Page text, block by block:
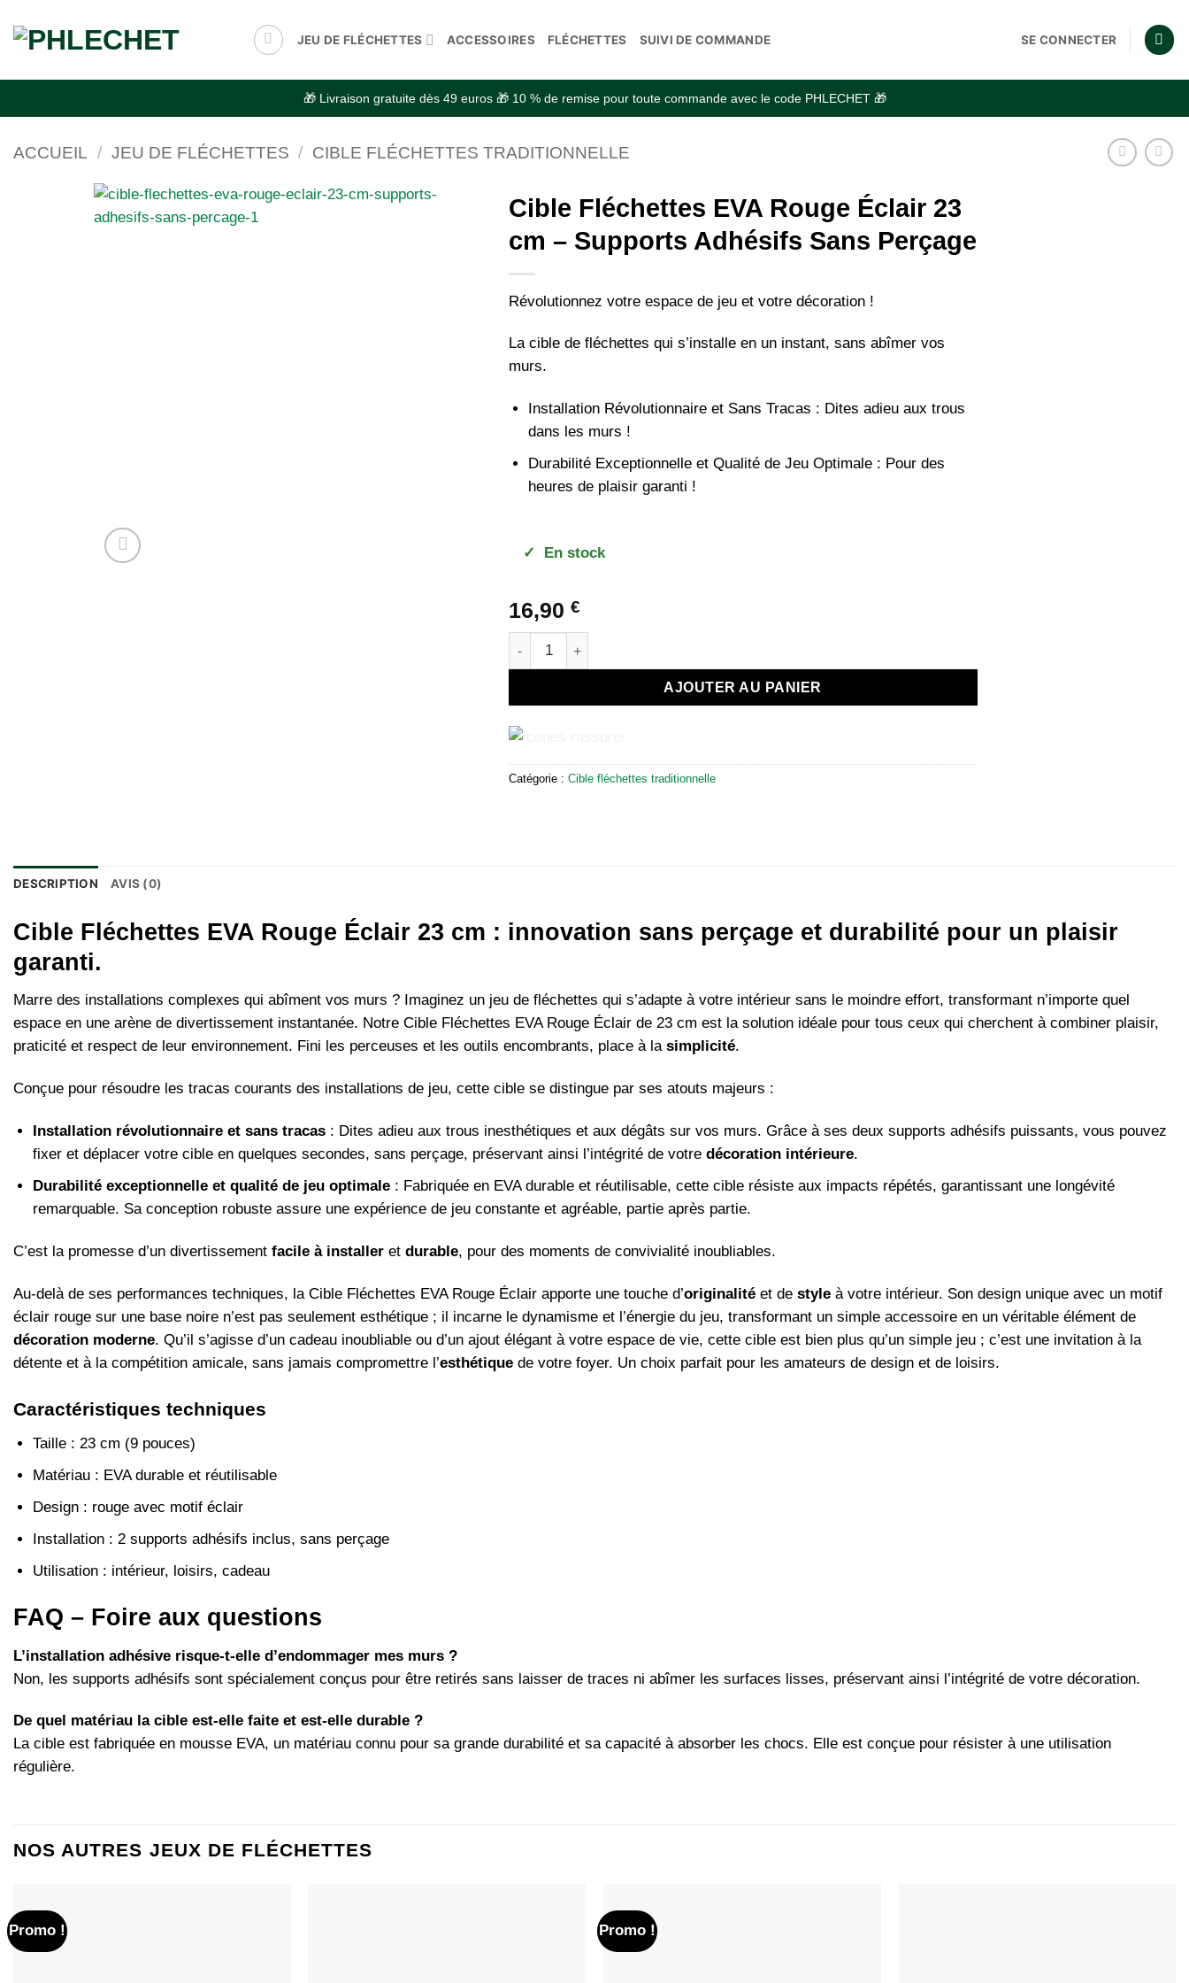
au
JEU DE FLÉCHETTES ACCESSOIRES FLÉCHETTES SUIVI DE COMMANDE SE CONNECTER
🎁 Livraison gratuite dès 49 euros 🎁 10 % de remise pour toute commande avec le code PHLECHET 🎁
ACCUEIL / JEU DE FLÉCHETTES / CIBLE FLÉCHETTES TRADITIONNELLE
Cible Fléchettes EVA Rouge Éclair 23
cm – Supports Adhésifs Sans Perçage
Révolutionnez votre espace de jeu et votre décoration !
La cible de fléchettes qui s’installe en un instant, sans abîmer vos
murs.
Installation Révolutionnaire et Sans Tracas : Dites adieu aux trous
dans les murs !
Durabilité Exceptionnelle et Qualité de Jeu Optimale : Pour des
heures de plaisir garanti !
✓ En stock
16,90 €
quantité de Cible Fléchettes EVA Rouge Éclair 23 cm – Supports Adhésifs Sans Perçage
AJOUTER AU PANIER
Catégorie : Cible fléchettes traditionnelle
DESCRIPTION AVIS (0)
Cible Fléchettes EVA Rouge Éclair 23 cm : innovation sans perçage et durabilité pour un plaisir
garanti.
Marre des installations complexes qui abîment vos murs ? Imaginez un jeu de fléchettes qui s’adapte à votre intérieur sans le moindre effort, transformant n’importe quel
espace en une arène de divertissement instantanée. Notre Cible Fléchettes EVA Rouge Éclair de 23 cm est la solution idéale pour tous ceux qui cherchent à combiner plaisir,
praticité et respect de leur environnement. Fini les perceuses et les outils encombrants, place à la simplicité.
Conçue pour résoudre les tracas courants des installations de jeu, cette cible se distingue par ses atouts majeurs :
Installation révolutionnaire et sans tracas: Dites adieu aux trous inesthétiques et aux dégâts sur vos murs. Grâce à ses deux supports adhésifs puissants, vous pouvez
fixer et déplacer votre cible en quelques secondes, sans perçage, préservant ainsi l’intégrité de votre décoration intérieure.
Durabilité exceptionnelle et qualité de jeu optimale: Fabriquée en EVA durable et réutilisable, cette cible résiste aux impacts répétés, garantissant une longévité
remarquable. Sa conception robuste assure une expérience de jeu constante et agréable, partie après partie.
C’est la promesse d’un divertissement facile à installer et durable, pour des moments de convivialité inoubliables.
Au-delà de ses performances techniques, la Cible Fléchettes EVA Rouge Éclair apporte une touche d’originalité et de style à votre intérieur. Son design unique avec un motif
éclair rouge sur une base noire n’est pas seulement esthétique ; il incarne le dynamisme et l’énergie du jeu, transformant un simple accessoire en un véritable élément de
décoration moderne. Qu’il s’agisse d’un cadeau inoubliable ou d’un ajout élégant à votre espace de vie, cette cible est bien plus qu’un simple jeu ; c’est une invitation à la
détente et à la compétition amicale, sans jamais compromettre l’esthétique de votre foyer. Un choix parfait pour les amateurs de design et de loisirs.
Caractéristiques techniques
Taille : 23 cm (9 pouces)
Matériau : EVA durable et réutilisable
Design : rouge avec motif éclair
Installation : 2 supports adhésifs inclus, sans perçage
Utilisation : intérieur, loisirs, cadeau
FAQ – Foire aux questions
L’installation adhésive risque-t-elle d’endommager mes murs ?
Non, les supports adhésifs sont spécialement conçus pour être retirés sans laisser de traces ni abîmer les surfaces lisses, préservant ainsi l’intégrité de votre décoration.
De quel matériau la cible est-elle faite et est-elle durable ?
La cible est fabriquée en mousse EVA, un matériau connu pour sa grande durabilité et sa capacité à absorber les chocs. Elle est conçue pour résister à une utilisation
régulière.
NOS AUTRES JEUX DE FLÉCHETTES
Promo ! Promo !